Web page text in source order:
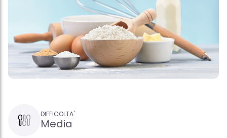
DIFFICOLTA'
Media